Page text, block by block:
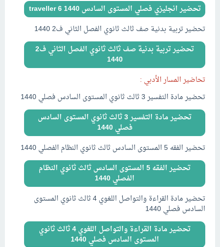
تحضير انجليزي فصلي المستوى السادس traveller 6 1440
تحضير تربية بدنية صف ثالث ثانوي الفصل الثاني ف2 1440
تحضير تربية بدنية صف ثالث ثانوي الفصل الثاني ف2
1440
تحاضير المسار الأدبي :
تحضير مادة التفسير 3 ثالث ثانوي المستوى السادس فصلي 1440
تحضير مادة التفسير 3 ثالث ثانوي المستوى السادس
فصلي 1440
تحضير الفقه 5 المستوى السادس ثالث ثانوي النظام الفصلي 1440
تحضير الفقه 5 المستوى السادس ثالث ثانوي النظام
الفصلي 1440
تحضير مادة القراءة والتواصل اللغوي 4 ثالث ثانوي المستوى
السادس فصلي 1440
تحضير مادة القراءة والتواصل اللغوي 4 ثالث ثانوي
المستوى السادس فصلي 1440